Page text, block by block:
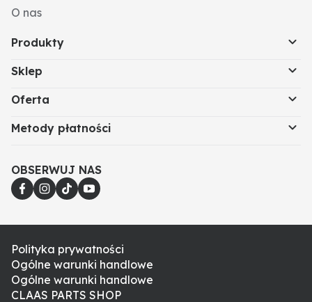
O nas
Produkty
Sklep
Oferta
Metody płatności
OBSERWUJ NAS
Polityka prywatności
Ogólne warunki handlowe
Ogólne warunki handlowe
CLAAS PARTS SHOP